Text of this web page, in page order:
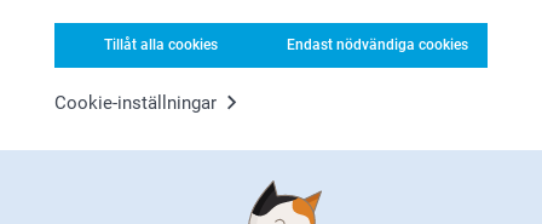
Tillåt alla cookies Endast nödvändiga cookies
Cookie-inställningar